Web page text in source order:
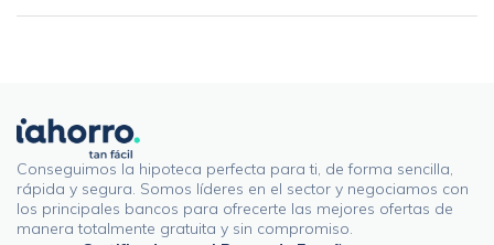
Conseguimos la hipoteca perfecta para ti, de forma sencilla,
rápida y segura. Somos líderes en el sector y negociamos con
los principales bancos para ofrecerte las mejores ofertas de
manera totalmente gratuita y sin compromiso.